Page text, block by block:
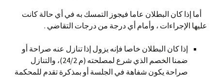
أما إذا كان البطلان عاما فيجوز التمسك به في أي حالة كانت
عليها الإجراءات ، وأمام أي درجة من درجات التقاضي .
إذا كان البطلان خاصا فإنه يزول إذا تنازل عنه صراحة أو
ضمنا الخصم الذي شرع لمصلحته (م 24/2)، والتنازل
صراحة يكون شفاهة في الجلسة أو بمذكرة تقدم للمحكمة